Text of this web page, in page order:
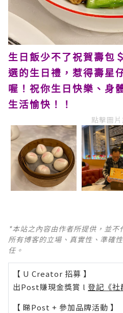
生日飯少不了祝賀壽包
選的生日禮，惹得壽星
喔！祝你生日快樂、身
生活愉快！！
點擊圖
*本站之內容由作者所提供，並
所有博客的立場、真實性、準確
任。
【 U Creator 招募 】
出Post賺現金獎賞 l 登記《社
【 睇Post + 參加品牌活動 】